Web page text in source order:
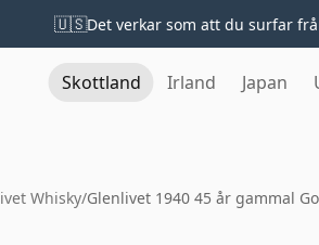
🇺🇸Det verkar som att du surfar
Skottland Irland Japan
Whisky/Glenlivet 1940 45 år gammal